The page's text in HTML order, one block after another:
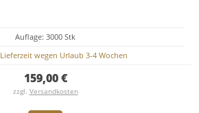
Auflage: 3000 Stk
Lieferzeit wegen Urlaub 3-4 Wochen
159,00 €
zzgl. Versandkosten